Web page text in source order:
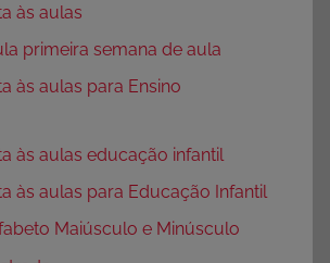
às aulas
primeira semana de aula
às aulas para Ensino
às aulas educação infantil
às aulas para Educação Infantil
Maiúsculo e Minúsculo